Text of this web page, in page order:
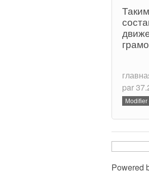
par
Powered